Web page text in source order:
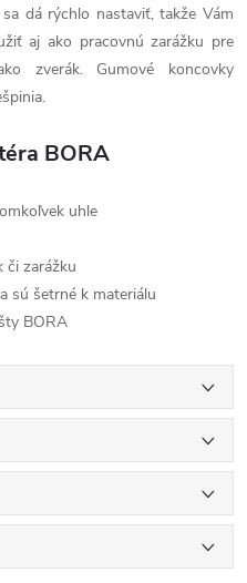
dá rýchlo nastaviť, takže Vám
aj ako pracovnú zarážku pre
zverák. Gumové koncovky
BORA
uhle
či zarážku
sú šetrné k materiálu
BORA